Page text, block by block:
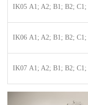
IK05 A1; A2; B1; B2; C1;
IK06 A1; A2; B1; B2; C1;
IK07 A1; A2; B1; B2; C1;